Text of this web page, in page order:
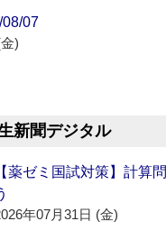
07
)
新聞デジタル
【薬ゼミ国試対策】計算
年07月31日 (金)